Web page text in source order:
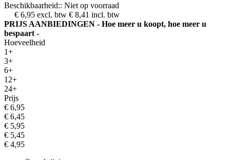
Beschikbaarheid:: Niet op voorraad
€ 6,95 excl. btw € 8,41 incl. btw
PRIJS AANBIEDINGEN - Hoe meer u koopt, hoe meer u
bespaart -
Hoeveelheid
1+
3+
6+
12+
24+
Prijs
€ 6,95
€ 6,45
€ 5,95
€ 5,45
€ 4,95